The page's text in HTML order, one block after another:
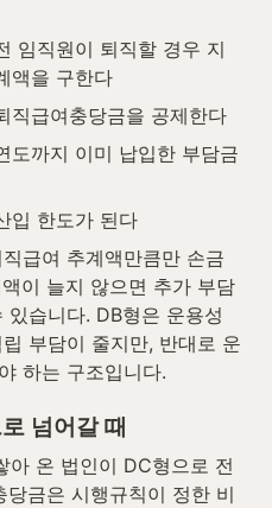
임직원이 퇴직할 경우 지
액을 구한다
직급여충당금을 공제한다
도까지 이미 납입한 부담금
입 한도가 된다
급여 추계액만큼만 손금
이 늘지 않으면 추가 부담
습니다. DB형은 운용성
부담이 줄지만, 반대로 운
하는 구조입니다.
넘어갈 때
아 온 법인이 DC형으로 전
금은 시행규칙이 정한 비